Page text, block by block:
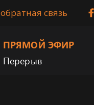
обратная связь
ПРЯМОЙ ЭФИР
Перерыв